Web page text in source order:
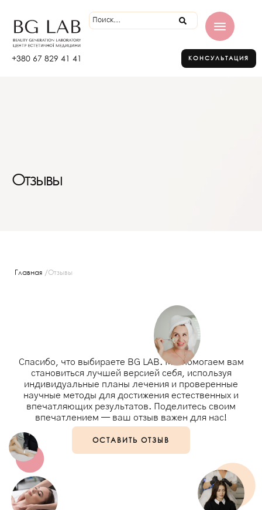
+380 67 829 41 41 КОНСУЛЬТАЦИЯ
Отзывы
Главная /Отзывы
Спасибо, что выбираете BG LAB. Мы помогаем вам
становиться лучшей версией себя, используя
индивидуальные планы лечения и проверенные
научные методы для достижения естественных и
впечатляющих результатов. Поделитесь своим
впечатлением — ваш отзыв важен для нас!
ОСТАВИТЬ ОТЗЫВ